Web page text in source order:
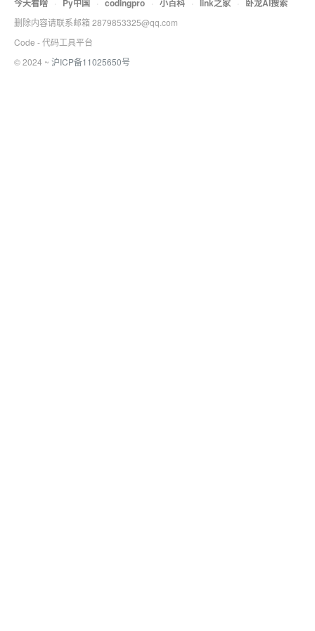
今天看啥 · Py中国 · codingpro · 小百科 · link之家 · 卧龙AI搜索
删除内容请联系邮箱 2879853325@qq.com
Code - 代码工具平台
© 2024 ~ 沪ICP备11025650号